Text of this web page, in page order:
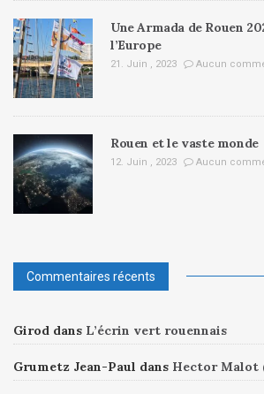
Une Armada de Rouen
l’Europe
21. Juin , 2023 Aucun
Rouen et le vaste monde
12. Juin , 2023 Aucun
Commentaires récents
Girod dans L’écrin vert rouennais
Grumetz Jean-Paul dans Hector Malot